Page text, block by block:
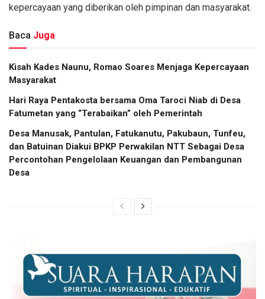
kepercayaan yang diberikan oleh pimpinan dan masyarakat.
Baca Juga
Kisah Kades Naunu, Romao Soares Menjaga Kepercayaan
Masyarakat
Hari Raya Pentakosta bersama Oma Taroci Niab di Desa
Fatumetan yang “Terabaikan” oleh Pemerintah
Desa Manusak, Pantulan, Fatukanutu, Pakubaun, Tunfeu,
dan Batuinan Diakui BPKP Perwakilan NTT Sebagai Desa
Percontohan Pengelolaan Keuangan dan Pembangunan
Desa